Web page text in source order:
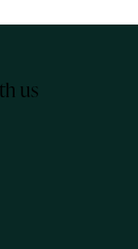
us